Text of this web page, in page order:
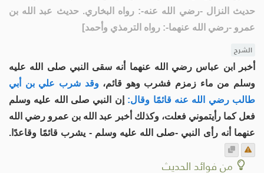
حديث النزال -رضي الله عنه-: رواه البخاري. حديث عبد الله بن
عمرو -رضي الله عنهما-: رواه الترمذي وأحمد]
الشرح
أخبر ابن عباس رضي الله عنهما أنه سقى النبي صلى الله عليه
وسلم من ماء زمزم فشرب وهو قائم، وقد شرب علي بن أبي
طالب رضي الله عنه قائمًا وقال: إن النبي صلى الله عليه وسلم
فعل كما رأيتموني فعلت، وكذلك أخبر عبد الله بن عمرو رضي الله
عنهما أنه رأى النبي -صلى الله عليه وسلم - يشرب قائمًا وقاعدًا.
من فوائد الحديث